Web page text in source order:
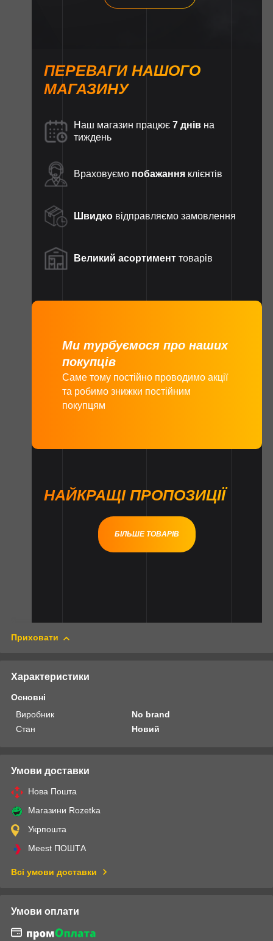
ПЕРЕВАГИ НАШОГО
МАГАЗИНУ
Наш магазин працює 7 днів на
тиждень
Враховуємо побажання клієнтів
Швидко відправляємо замовлення
Великий асортимент товарів
Ми турбуємося про наших
покупців
Саме тому постійно проводимо акції
та робимо знижки постійним
покупцям
НАЙКРАЩІ ПРОПОЗИЦІЇ
БІЛЬШЕ ТОВАРІВ
Приховати
Характеристики
Основні
Виробник
No brand
Стан
Новий
Умови доставки
Нова Пошта
Магазини Rozetka
Укрпошта
Meest ПОШТА
Всі умови доставки
Умови оплати